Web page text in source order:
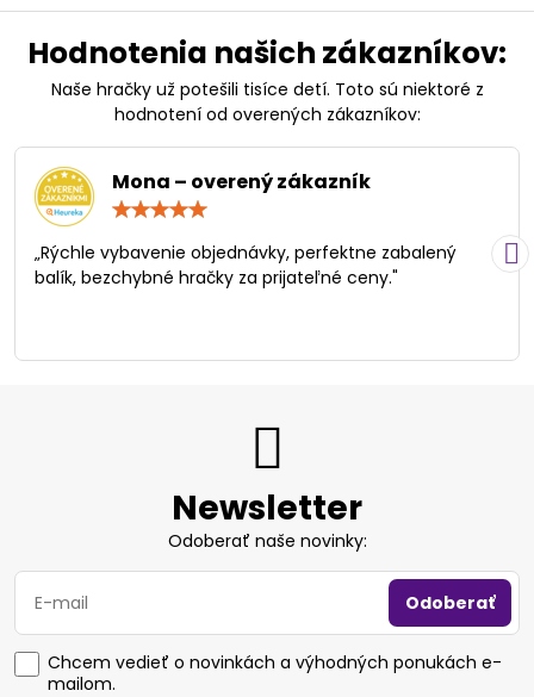
Hodnotenia našich zákazníkov:
Naše hračky už potešili tisíce detí. Toto sú niektoré z
hodnotení od overených zákazníkov:
Mona – overený zákazník
/
5
„Rýchle vybavenie objednávky, perfektne zabalený
balík, bezchybné hračky za prijateľné ceny."
Newsletter
Odoberať naše novinky:
Odoberať
Chcem vedieť o novinkách a výhodných ponukách e-
mailom.